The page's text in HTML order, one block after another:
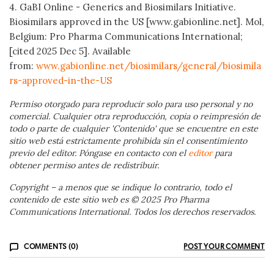
4. GaBI Online - Generics and Biosimilars Initiative.
Biosimilars approved in the US [www.gabionline.net]. Mol,
Belgium: Pro Pharma Communications International;
[cited 2025 Dec 5]. Available
from: www.gabionline.net/biosimilars/general/biosimila
rs-approved-in-the-US
Permiso otorgado para reproducir solo para uso personal y no
comercial. Cualquier otra reproducción, copia o reimpresión de
todo o parte de cualquier 'Contenido' que se encuentre en este
sitio web está estrictamente prohibida sin el consentimiento
previo del editor. Póngase en contacto con el editorpara
obtener permiso antes de redistribuir.
Copyright – a menos que se indique lo contrario, todo el
contenido de este sitio web es © 2025 Pro Pharma
Communications International. Todos los derechos reservados.
COMMENTS (0) POST YOUR COMMENT